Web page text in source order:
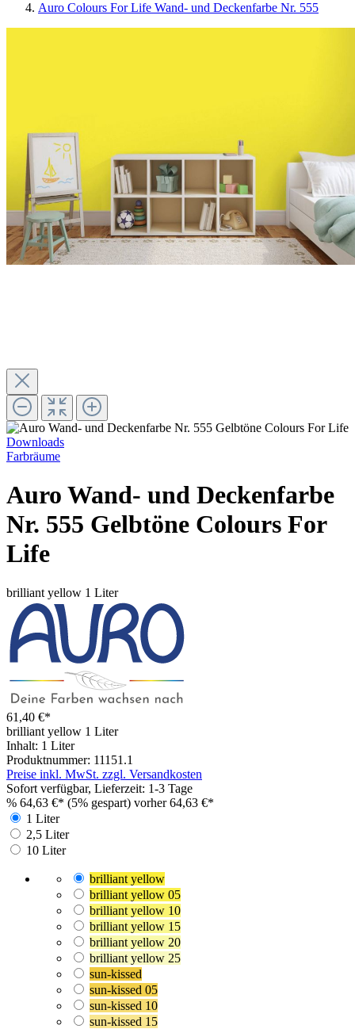
Auro Colours For Life Wand- und Deckenfarbe Nr. 555
Downloads
Farbräume
Auro Wand- und Deckenfarbe
Nr. 555 Gelbtöne Colours For
Life
brilliant yellow 1 Liter
61,40 €*
brilliant yellow 1 Liter
Inhalt: 1 Liter
Produktnummer: 11151.1
Preise inkl. MwSt. zzgl. Versandkosten
Sofort verfügbar, Lieferzeit: 1-3 Tage
% 64,63 €* (5% gespart) vorher 64,63 €*
1 Liter
2,5 Liter
10 Liter
brilliant yellow
brilliant yellow 05
brilliant yellow 10
brilliant yellow 15
brilliant yellow 20
brilliant yellow 25
sun-kissed
sun-kissed 05
sun-kissed 10
sun-kissed 15